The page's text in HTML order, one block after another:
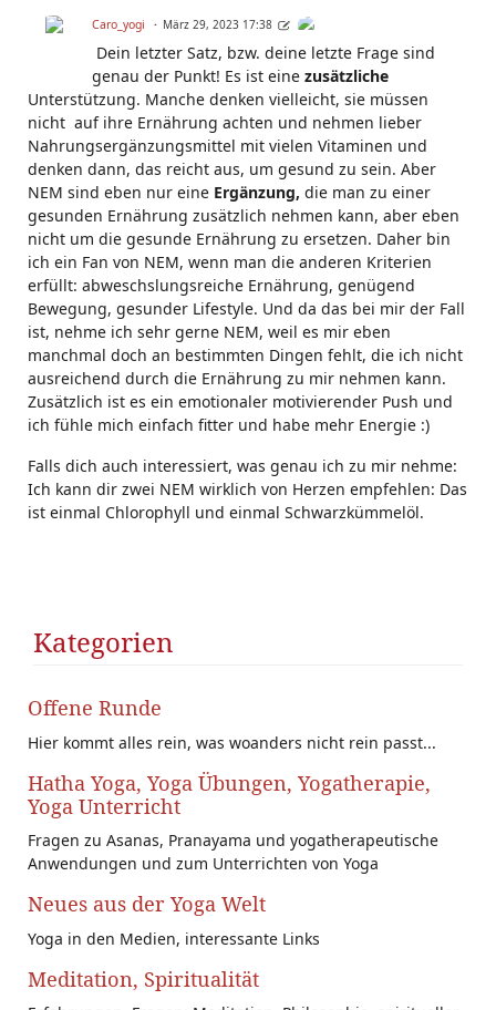
Caro_yogi März 29, 2023 17:38
Dein letzter Satz, bzw. deine letzte Frage sind
genau der Punkt! Es ist eine zusätzliche
Unterstützung. Manche denken vielleicht, sie müssen
nicht auf ihre Ernährung achten und nehmen lieber
Nahrungsergänzungsmittel mit vielen Vitaminen und
denken dann, das reicht aus, um gesund zu sein. Aber
NEM sind eben nur eine Ergänzung, die man zu einer
gesunden Ernährung zusätzlich nehmen kann, aber eben
nicht um die gesunde Ernährung zu ersetzen. Daher bin
ich ein Fan von NEM, wenn man die anderen Kriterien
erfüllt: abweschslungsreiche Ernährung, genügend
Bewegung, gesunder Lifestyle. Und da das bei mir der Fall
ist, nehme ich sehr gerne NEM, weil es mir eben
manchmal doch an bestimmten Dingen fehlt, die ich nicht
ausreichend durch die Ernährung zu mir nehmen kann.
Zusätzlich ist es ein emotionaler motivierender Push und
ich fühle mich einfach fitter und habe mehr Energie :)
Falls dich auch interessiert, was genau ich zu mir nehme:
Ich kann dir zwei NEM wirklich von Herzen empfehlen: Das
ist einmal Chlorophyll und einmal Schwarzkümmelöl.
Kategorien
Offene Runde
Hier kommt alles rein, was woanders nicht rein passt...
Hatha Yoga, Yoga Übungen, Yogatherapie,
Yoga Unterricht
Fragen zu Asanas, Pranayama und yogatherapeutische
Anwendungen und zum Unterrichten von Yoga
Neues aus der Yoga Welt
Yoga in den Medien, interessante Links
Meditation, Spiritualität